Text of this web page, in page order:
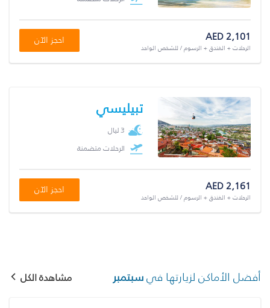
AED 2,101
الرحلات + الفندق + الرسوم / للشخص الواحد
احجز الآن
تبيليسي
3 ليال
الرحلات متضمنة
AED 2,161
الرحلات + الفندق + الرسوم / للشخص الواحد
احجز الآن
أفضل الأماكن لزيارتها فيسبتمبر مشاهدة الكل